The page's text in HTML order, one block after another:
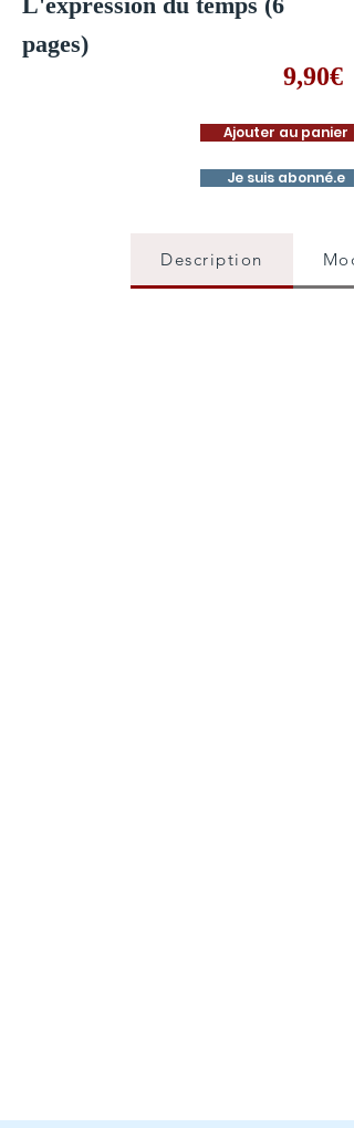
pages)
9,90€
Ajouter au panier
Je suis abonné.e
Description